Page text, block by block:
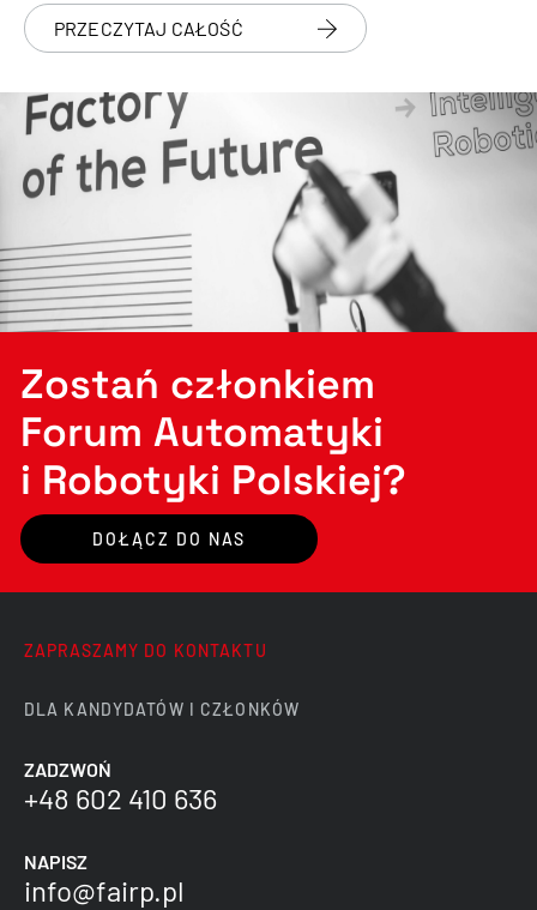
PRZECZYTAJ CAŁOŚĆ
Zostań członkiem
Forum Automatyki
i Robotyki Polskiej?
DOŁĄCZ DO NAS
ZAPRASZAMY DO KONTAKTU
DLA KANDYDATÓW I CZŁONKÓW
ZADZWOŃ
+48 602 410 636
NAPISZ
info@fairp.pl